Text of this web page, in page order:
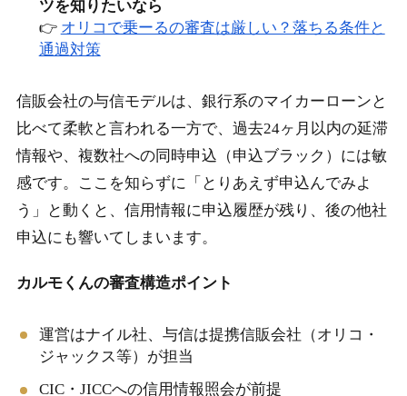
ツを知りたいなら
👉 オリコで乗ーるの審査は厳しい？落ちる条件と
通過対策
信販会社の与信モデルは、銀行系のマイカーローンと
比べて柔軟と言われる一方で、過去24ヶ月以内の延滞
情報や、複数社への同時申込（申込ブラック）には敏
感です。ここを知らずに「とりあえず申込んでみよ
う」と動くと、信用情報に申込履歴が残り、後の他社
申込にも響いてしまいます。
カルモくんの審査構造ポイント
運営はナイル社、与信は提携信販会社（オリコ・
ジャックス等）が担当
CIC・JICCへの信用情報照会が前提